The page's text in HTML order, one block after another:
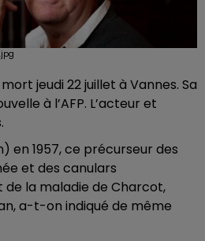
jeudi 22 juillet à Vannes. Sa
à l’AFP. L’acteur et
en 1957, ce précurseur des
et des canulars
la maladie de Charcot,
a-t-on indiqué de même